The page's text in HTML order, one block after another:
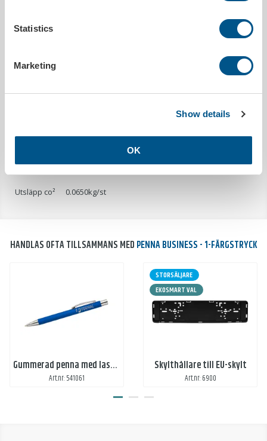
Statistics
Marketing
Show details
OK
Bläck:blått
PRODUKTDETALJER
MILJÖDATA
Utsläpp co² 0.0650kg/st
HANDLAS OFTA TILLSAMMANS MED PENNA BUSINESS - 1-FÄRGSTRYCK
Gummerad penna med lasergravyr
Art.nr: 541061
STORSÄLJARE
EKOSMART VAL
Skylthållare till EU-skylt
Art.nr: 6900